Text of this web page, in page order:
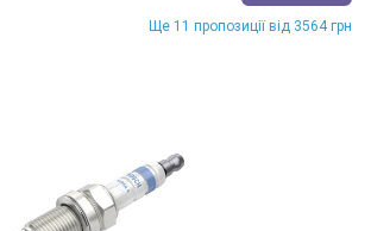
Ще 11 пропозиції від 3564 грн